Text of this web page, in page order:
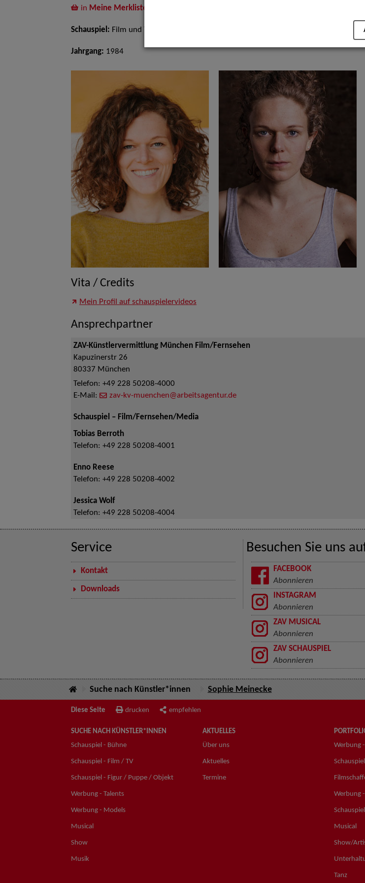
in Meine Merkliste
Schauspiel: Film und TV
Jahrgang: 1984
Vita / Credits
Mein Profil auf schauspielervideos
Ansprechpartner
ZAV-Künstlervermittlung München Film/Fernsehen
Kapuzinerstr 26
80337 München
Telefon: +49 228 50208-4000
E-Mail:
zav-kv-muenchen@arbeitsagentur.de
Schauspiel – Film/Fernsehen/Media
Tobias Berroth
Telefon: +49 228 50208-4001
Enno Reese
Telefon: +49 228 50208-4002
Jessica Wolf
Telefon: +49 228 50208-4004
Service
Kontakt
Downloads
Besuchen Sie uns
FACEBOOK
Abonnieren
INSTAGRAM
Abonnieren
ZAV MUSICAL
Abonnieren
ZAV SCHAUSPIEL
Abonnieren
Suche nach Künstler*innen Sophie Meinecke
Diese Seite drucken empfehlen
SUCHE NACH KÜNSTLER*INNEN
Schauspiel - Bühne
Schauspiel - Film / TV
Schauspiel - Figur / Puppe / Objekt
Werbung - Talents
Werbung - Models
Musical
Show
Musik
AKTUELLES
Über uns
Aktuelles
Termine
Werbung
Werbung
Musical
Show/
Tanz